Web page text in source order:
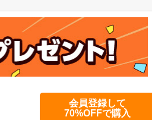
会員登録して
70%OFFで購入